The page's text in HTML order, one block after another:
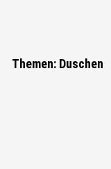
Themen: Duschen